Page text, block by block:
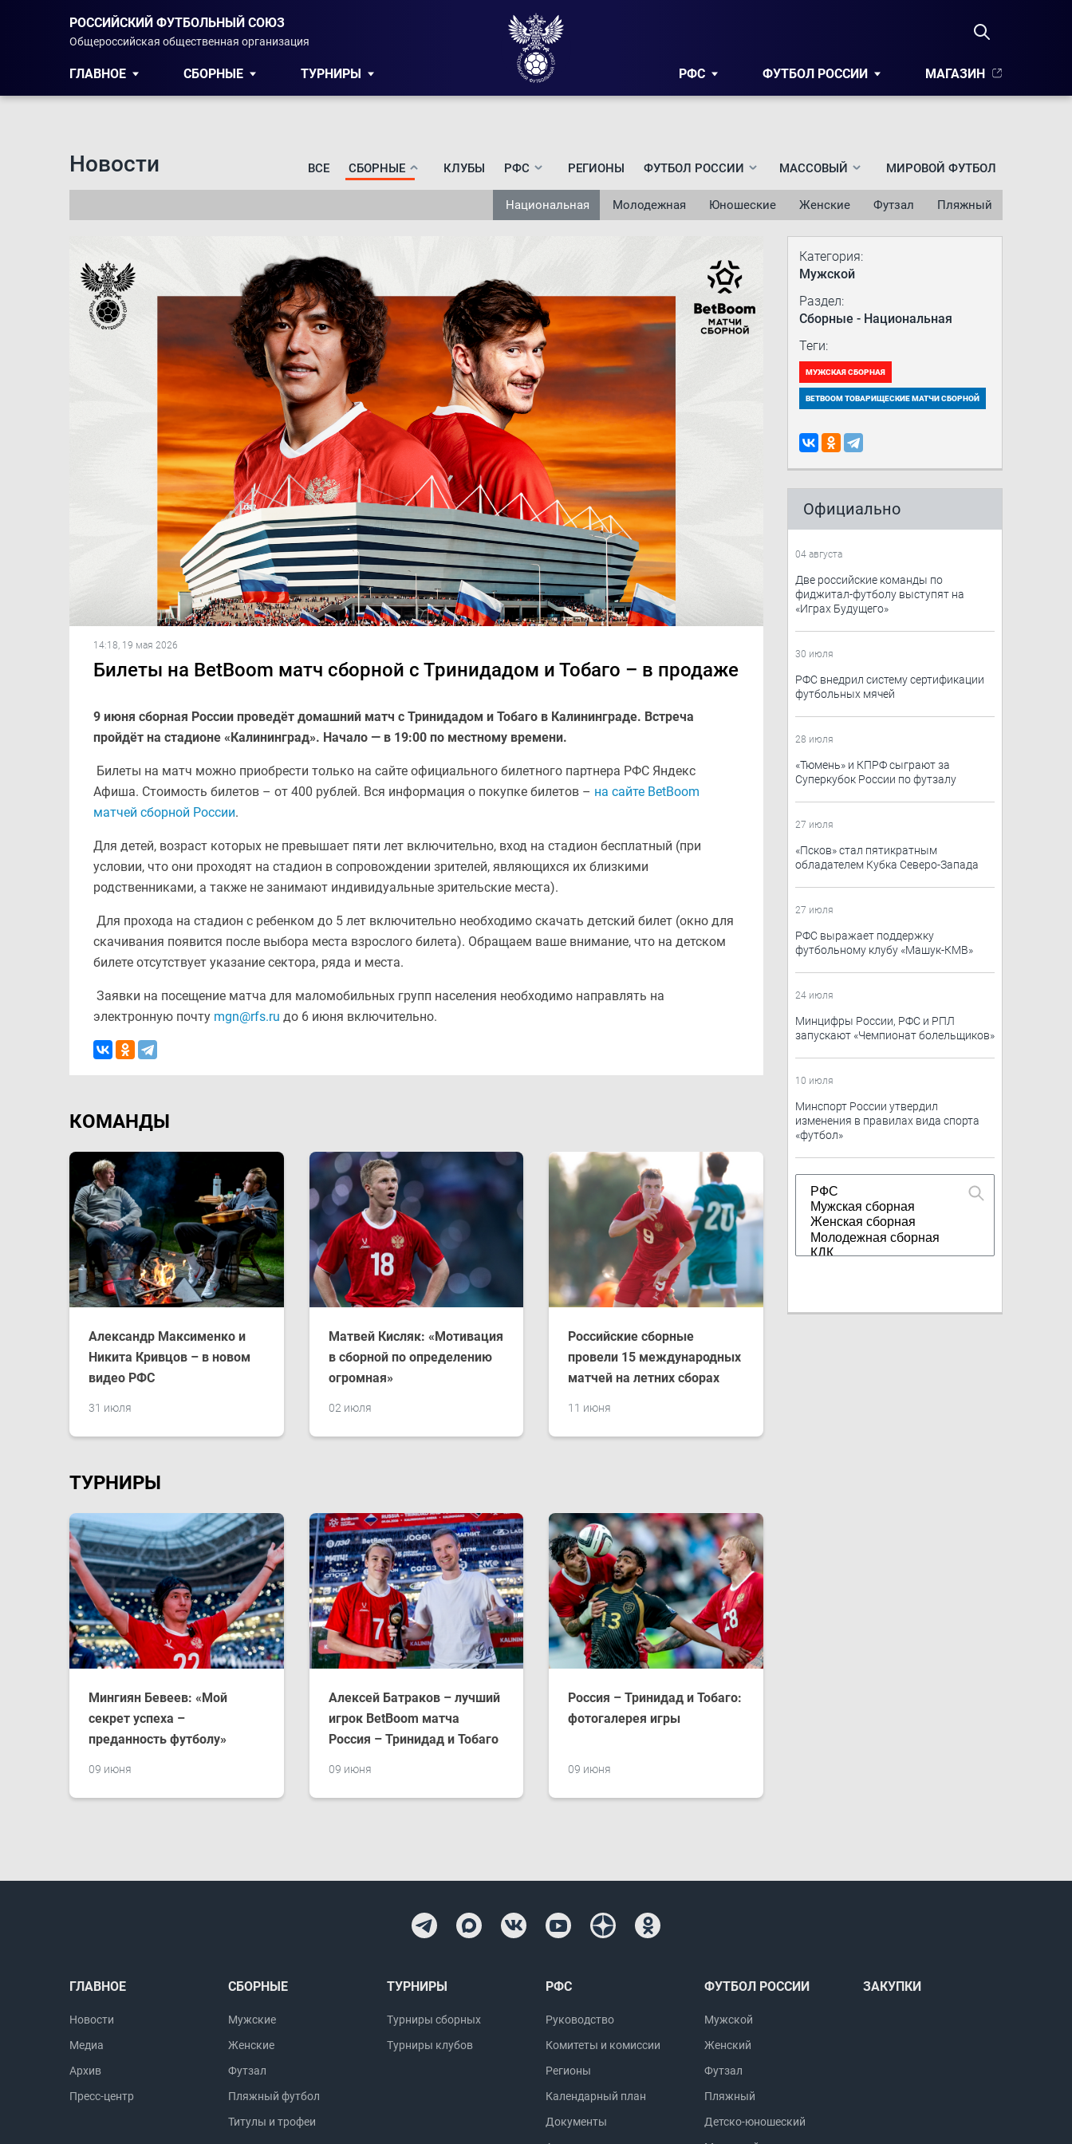
РОССИЙСКИЙ ФУТБОЛЬНЫЙ СОЮЗ
Общероссийская общественная организация
ГЛАВНОЕ СБОРНЫЕ ТУРНИРЫ РФС ФУТБОЛ РОССИИ МАГАЗИН
Новости ВСЕ СБОРНЫЕ
Пляжный
Футзал
Женские
Юношеские
Молодежная
Национальная
КЛУБЫ РФС РЕГИОНЫ ФУТБОЛ РОССИИ МАССОВЫЙ МИРОВОЙ ФУТБОЛ
14:18, 19 мая 2026
Билеты на BetBoom матч сборной с Тринидадом и Тобаго – в продаже
9 июня сборная России проведёт домашний матч с Тринидадом и Тобаго в Калининграде. Встреча
пройдёт на стадионе «Калининград». Начало — в 19:00 по местному времени.
Билеты на матч можно приобрести только на сайте официального билетного партнера РФС Яндекс
Афиша. Стоимость билетов – от 400 рублей. Вся информация о покупке билетов – на сайте BetBoom
матчей сборной России.
Для детей, возраст которых не превышает пяти лет включительно, вход на стадион бесплатный (при
условии, что они проходят на стадион в сопровождении зрителей, являющихся их близкими
родственниками, а также не занимают индивидуальные зрительские места).
Для прохода на стадион с ребенком до 5 лет включительно необходимо скачать детский билет (окно для
скачивания появится после выбора места взрослого билета). Обращаем ваше внимание, что на детском
билете отсутствует указание сектора, ряда и места.
Заявки на посещение матча для маломобильных групп населения необходимо направлять на
электронную почту mgn@rfs.ru до 6 июня включительно.
КОМАНДЫ
31 июля
Александр Максименко и
Никита Кривцов – в новом
видео РФС
02 июля
Матвей Кисляк: «Мотивация
в сборной по определению
огромная»
11 июня
Российские сборные
провели 15 международных
матчей на летних сборах
ТУРНИРЫ
09 июня
Мингиян Бевеев: «Мой
секрет успеха –
преданность футболу»
09 июня
Алексей Батраков – лучший
игрок BetBoom матча
Россия – Тринидад и Тобаго
09 июня
Россия – Тринидад и Тобаго:
фотогалерея игры
Категория:
Мужской
Раздел:
Сборные - Национальная
Теги:
МУЖСКАЯ СБОРНАЯ
BETBOOM ТОВАРИЩЕСКИЕ МАТЧИ СБОРНОЙ
Официально
04 августа
Две российские команды по
фиджитал-футболу выступят на
«Играх Будущего»
30 июля
РФС внедрил систему сертификации
футбольных мячей
28 июля
​«Тюмень»​ и КПРФ сыграют за
Суперкубок России по футзалу
27 июля
«Псков» стал пятикратным
обладателем Кубка Северо-Запада
27 июля
РФС выражает поддержку
футбольному клубу «Машук-КМВ»
24 июля
Минцифры России, РФС и РПЛ
запускают «Чемпионат болельщиков»
10 июля
Минспорт России утвердил
изменения в правилах вида спорта
«футбол»
ГЛАВНОЕ
Новости
Медиа
Архив
Пресс-центр
СБОРНЫЕ
Мужские
Женские
Футзал
Пляжный футбол
Титулы и трофеи
ТУРНИРЫ
Турниры сборных
Турниры клубов
РФС
Руководство
Комитеты и комиссии
Регионы
Календарный план
Документы
ФУТБОЛ РОССИИ
Мужской
Женский
Футзал
Пляжный
Детско-юношеский
ЗАКУПКИ